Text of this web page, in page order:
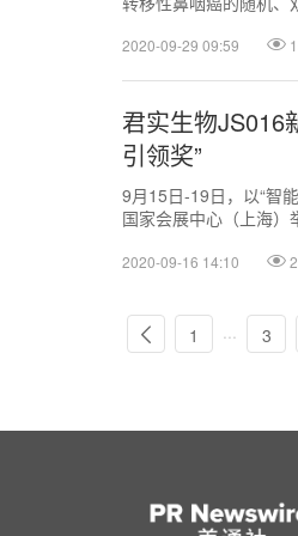
2020-09-29 09:59
君实生物JS016
引领奖”
9月15日-19日，以“智
国家会展中心（上海
2020-09-16 14:10
1 3